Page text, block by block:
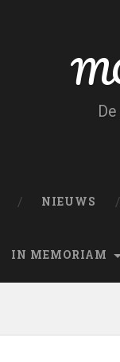
NIEUWS
IN MEMORIAM